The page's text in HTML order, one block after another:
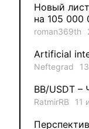
Jevick 1
Новый
на 105 000
roman369th
Artificial
Neftegrad
BB/USDT –
RatmirRB 11